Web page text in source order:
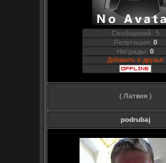
Сообщений: 5
Репутация: 0
Награды:0
Добавить в друзья
( Латвия )
podrubaj